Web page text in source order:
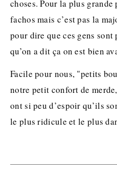
choses. Pour la plus
fachos mais c’est pas la
pour dire que ces gens sont
qu’on a dit ça on est bien
Facile pour nous, "petits
notre petit confort de
ont si peu d’espoir qu’ils
le plus ridicule et le plus